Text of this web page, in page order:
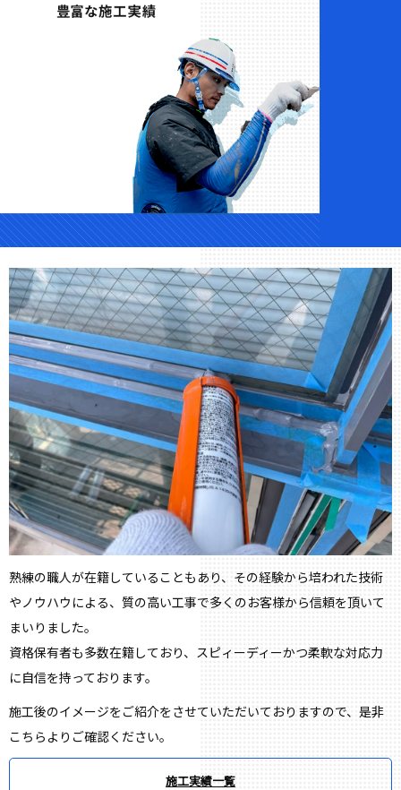
熟練の職人が在籍していることもあり、その経験から培われた技術
やノウハウによる、質の高い工事で多くのお客様から信頼を頂いて
まいりました。
資格保有者も多数在籍しており、スピィーディーかつ柔軟な対応力
に自信を持っております。
施工後のイメージをご紹介をさせていただいておりますので、是非
こちらよりご確認ください。
施工実績一覧